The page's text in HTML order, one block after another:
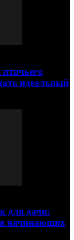
идеальный
для дачи:
начинающих